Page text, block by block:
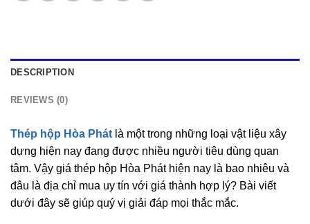
DESCRIPTION
REVIEWS (0)
Thép hộp Hòa Phát là một trong những loại vật liệu xây
dựng hiện nay đang được nhiều người tiêu dùng quan
tâm. Vậy giá thép hộp Hòa Phát hiện nay là bao nhiêu và
đâu là địa chỉ mua uy tín với giá thành hợp lý? Bài viết
dưới đây sẽ giúp quý vị giải đáp mọi thắc mắc.